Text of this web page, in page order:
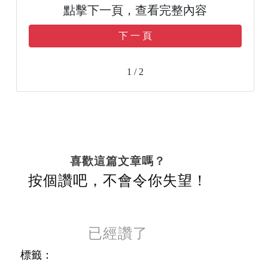
點擊下一頁，查看完整內容
下 一 頁
1 / 2
喜歡這篇文章嗎？
按個讚吧，不會令你失望！
已經讚了
標籤：